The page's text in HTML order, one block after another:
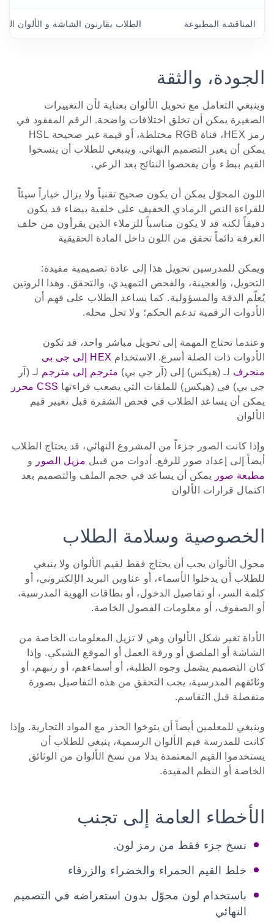
المناقشة المطبوعة الطلاب يقارنون الشاشة و الألوان
الجودة، والثقة
وينبغي التعامل مع تحويل الألوان بعناية لأن التغييرات
الصغيرة يمكن أن تخلق اختلافات واضحة. الرقم المفقود في
رمز HEX، قناة RGB مختلطة، أو قيمة غير صحيحة HSL
يمكن أن يغير التصميم النهائي. وينبغي للطلاب أن ينسخوا
القيم ببطء وأن يفحصوا النتائج بعد الرعي.
اللون المحوّل يمكن أن يكون صحيح تقنياً ولا يزال خياراً سيئاً
للقراءة النص الرمادي الخفيف على خلفية بيضاء قد يكون
دقيقاً لكنه قد لا يكون مناسباً للزملاء الذين يقرأون من خلف
الغرفة دائماً تحقق من اللون داخل المادة الحقيقية
ويمكن للمدرسين تحويل هذا إلى عادة تصميمية مفيدة:
التحويل، والعجينة، والفحص التمهيدي، والتحقق. وهذا الروتين
يُعلّم الدقة والمسؤولية. كما يساعد الطلاب على فهم أن
الأدوات الرقمية تدعم الحكم؛ ولا تحل محله.
وعندما تحتاج المهمة إلى تحويل مباشر واحد، قد تكون
الأدوات ذات الصلة أسرع. الاستخدام
HEX إلى جى بى
منحرف لـ (هيكس) إلى (آر جي بي) مترجم إلى مترجم لـ (آر
جي بي) في (هيكس) للملفات التي يصعب قراءتها CSS محرر
يمكن أن يساعد الطلاب في فحص الشفرة قبل تغيير قيم
الألوان
وإذا كانت الصور جزءاً من المشروع النهائي، قد يحتاج الطلاب
أيضاً إلى إعداد صور للرفع. أدوات من قبيل مزيل الصور
و
مطبعة صور
يمكن أن يساعد في حجم الملف والتصميم بعد
اكتمال قرارات الألوان
الخصوصية وسلامة الطلاب
محول الألوان يجب أن يحتاج فقط لقيم الألوان ولا ينبغي
للطلاب أن يدخلوا الأسماء، أو عناوين البريد الإلكتروني، أو
كلمة السر، أو تفاصيل الدخول، أو بطاقات الهوية المدرسية،
أو الصفوف، أو معلومات الفصول الخاصة.
الأداة تغير شكل الألوان وهي لا تزيل المعلومات الخاصة من
الشاشة أو الملصق أو ورقة العمل أو الموقع الشبكي. وإذا
كان التصميم يشمل وجوه الطلبة، أو أسماءهم، أو رتبهم، أو
وثائقهم المدرسية، يجب التحقق من هذه التفاصيل بصورة
منفصلة قبل التقاسم.
وينبغي للمعلمين أيضاً أن يتوخوا الحذر مع المواد التجارية. وإذا
كانت للمدرسة قيم الألوان الرسمية، ينبغي للطلاب أن
يستخدموا القيم المعتمدة بدلا من نسخ الألوان من الوثائق
الخاصة أو النظم المقيدة.
الأخطاء العامة إلى تجنب
نسخ جزء فقط من رمز لون.
خلط القيم الحمراء والخضراء والزرقاء
باستخدام لون محوّل بدون استعراضه في التصميم
النهائي